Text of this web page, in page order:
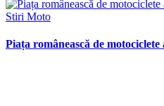
Posted
Stiri Moto
Piața românească de